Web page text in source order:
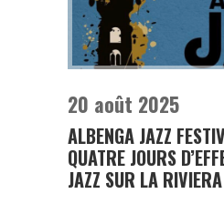
20 août 2025
ALBENGA JAZZ
QUATRE JOURS
JAZZ SUR LA